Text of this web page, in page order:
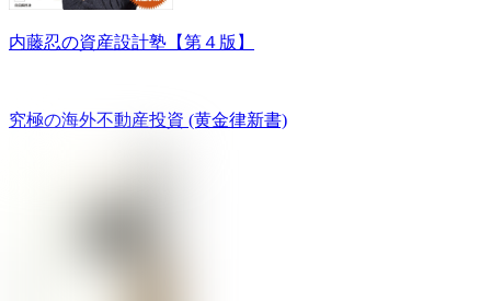
内藤忍の資産設計塾【第４版】
究極の海外不動産投資 (黄金律新書)